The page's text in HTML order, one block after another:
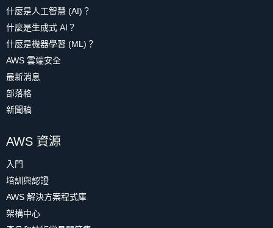
什麼是人工智慧 (AI)？
什麼是生成式 AI？
什麼是機器學習 (ML)？
AWS 雲端安全
最新消息
部落格
新聞稿
AWS 資源
入門
培訓與認證
AWS 解決方案程式庫
架構中心